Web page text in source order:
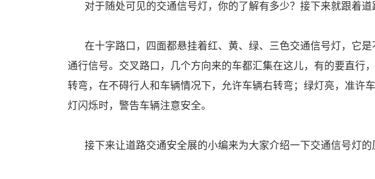
对于随处可见的交通信号灯，你的了解有多少？接下来就跟着道
在十字路口，四面都悬挂着红、黄、绿、三色交通信号灯，它是
通行信号。交叉路口，几个方向来的车都汇集在这儿，有的要直行
转弯，在不碍行人和车辆情况下，允许车辆右转弯；绿灯亮，准许
灯闪烁时，警告车辆注意安全。
接下来让道路交通安全展的小编来为大家介绍一下交通信号灯的